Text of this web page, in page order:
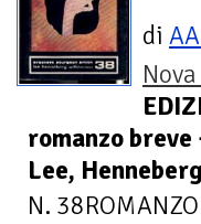
di
romanzo
Lee,
N.